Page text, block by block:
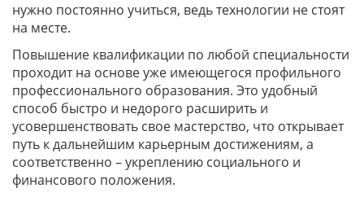
нужно постоянно учиться, ведь технологии не стоят
на месте.
Повышение квалификации по любой специальности
проходит на основе уже имеющегося профильного
профессионального образования. Это удобный
способ быстро и недорого расширить и
усовершенствовать свое мастерство, что открывает
путь к дальнейшим карьерным достижениям, а
соответственно – укреплению социального и
финансового положения.